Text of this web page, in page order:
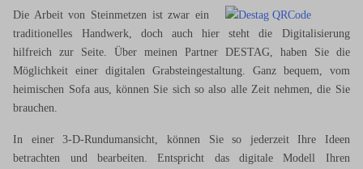
Die Arbeit von Steinmetzen ist zwar ein
traditionelles Handwerk, doch auch hier steht die Digitalisierung
hilfreich zur Seite. Über meinen Partner DESTAG, haben Sie die
Möglichkeit einer digitalen Grabsteingestaltung. Ganz bequem, vom
heimischen Sofa aus, können Sie sich so also alle Zeit nehmen, die Sie
brauchen.
In einer 3-D-Rundumansicht, können Sie so jederzeit Ihre Ideen
betrachten und bearbeiten. Entspricht das digitale Modell Ihren